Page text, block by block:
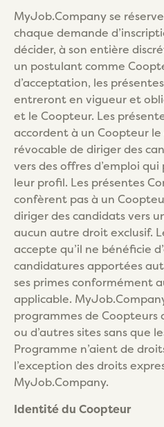
MyJob.Company se
chaque demande
décider, à son entière
un postulant comme
d’acceptation, les
entreront en vigueur et
et le Coopteur. Les
accordent à un Coopteur
révocable de diriger des
vers des offres d’emploi
leur profil. Les présentes
confèrent pas à un
diriger des candidats vers
aucun autre droit exclusif.
accepte qu’il ne bénéficie
candidatures apportées
ses primes conformément
applicable.
programmes de Coopteurs
ou d’autres sites sans que
Programme n’aient de
l’exception des droits
MyJob.Company.
Identité du Coopteur